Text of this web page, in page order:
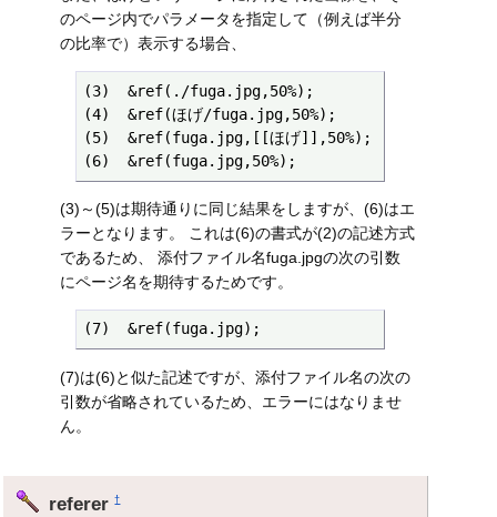
のページ内でパラメータを指定して（例えば半分
の比率で）表示する場合、
(3)  &ref(./fuga.jpg,50%);
(4)  &ref(ほげ/fuga.jpg,50%);
(5)  &ref(fuga.jpg,[[ほげ]],50%);
(6)  &ref(fuga.jpg,50%);
(3)～(5)は期待通りに同じ結果をしますが、(6)はエ
ラーとなります。 これは(6)の書式が(2)の記述方式
であるため、 添付ファイル名fuga.jpgの次の引数
にページ名を期待するためです。
(7)  &ref(fuga.jpg);
(7)は(6)と似た記述ですが、添付ファイル名の次の
引数が省略されているため、エラーにはなりませ
ん。
referer†